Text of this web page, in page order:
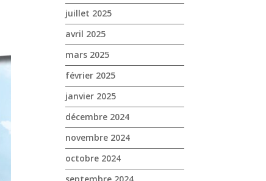
juillet 2025
avril 2025
mars 2025
février 2025
janvier 2025
décembre 2024
novembre 2024
octobre 2024